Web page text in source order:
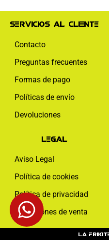
Servicios al cliente
Contacto
Preguntas frecuentes
Formas de pago
Políticas de envío
Devoluciones
Legal
Aviso Legal
Política de cookies
Política de privacidad
Condiciones de venta
La